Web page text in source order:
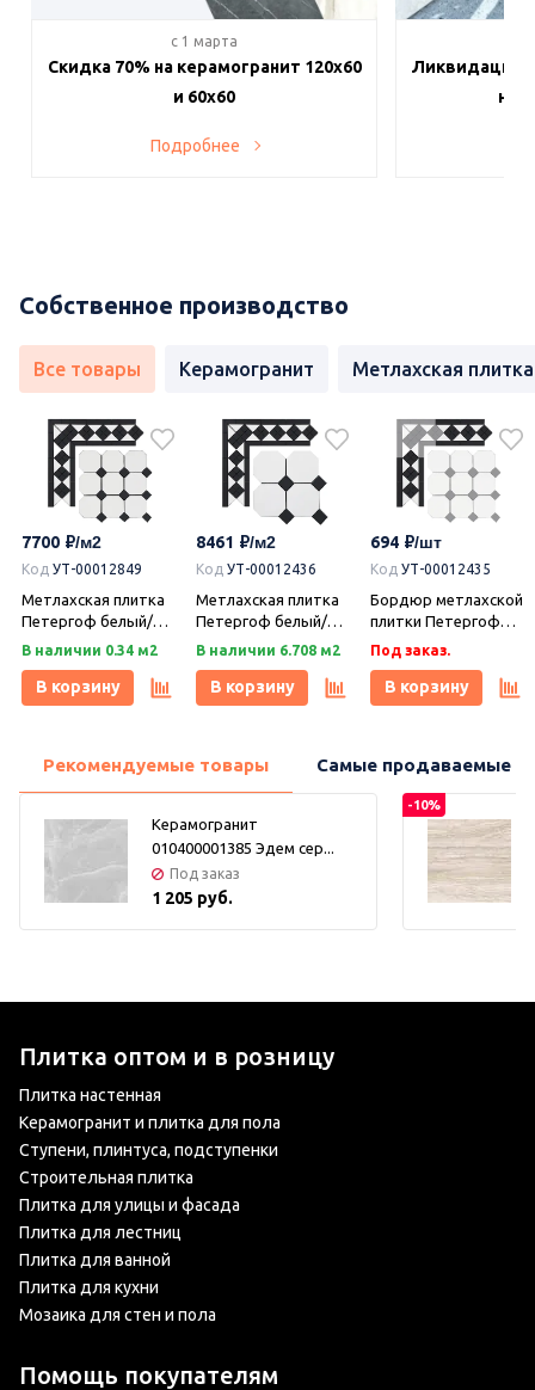
c 1 марта
Скидка 70% на керамогранит 120х60
и 60х60
Подробнее
Ликвидация
на
Собственное производство
Все товары Керамогранит Метлахская плитка
7700
Код УТ-00012849
Метлахская плитка
Петергоф белый/
черный (001/013)
(Керамарк)
В наличии 0.34 м2
В корзину
8461
Код УТ-00012436
Метлахская плитка
Петергоф белый/
черный (001/013)
(Керамарк)
В наличии 6.708 м2
В корзину
694
Код УТ-00012435
Бордюр метлахской
плитки Петергоф
белый/черный
(001/013) 30,9х15,8,
Keramark (Керамарк)
Под заказ.
В корзину
Рекомендуемые товары Самые продаваемые
Керамогранит
010400001385 Эдем сер...
Под заказ
1 205 руб.
-10%
Плитка оптом и в розницу
Плитка настенная
Керамогранит и плитка для пола
Ступени, плинтуса, подступенки
Строительная плитка
Плитка для улицы и фасада
Плитка для лестниц
Плитка для ванной
Плитка для кухни
Мозаика для стен и пола
Помощь покупателям